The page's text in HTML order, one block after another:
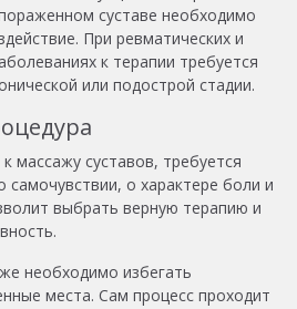
суставе необходимо
При ревматических и
к терапии требуется
или подострой стадии.
массажу суставов, требуется
самочувствии, о характере боли и
выбрать верную терапию и
необходимо избегать
места. Сам процесс проходит